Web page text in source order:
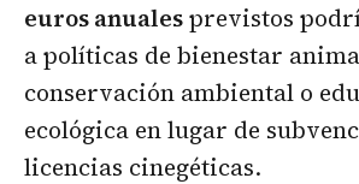
euros anualesprevistos
a políticas de bienestar
conservación ambiental o
ecológica en lugar de
licencias cinegéticas.